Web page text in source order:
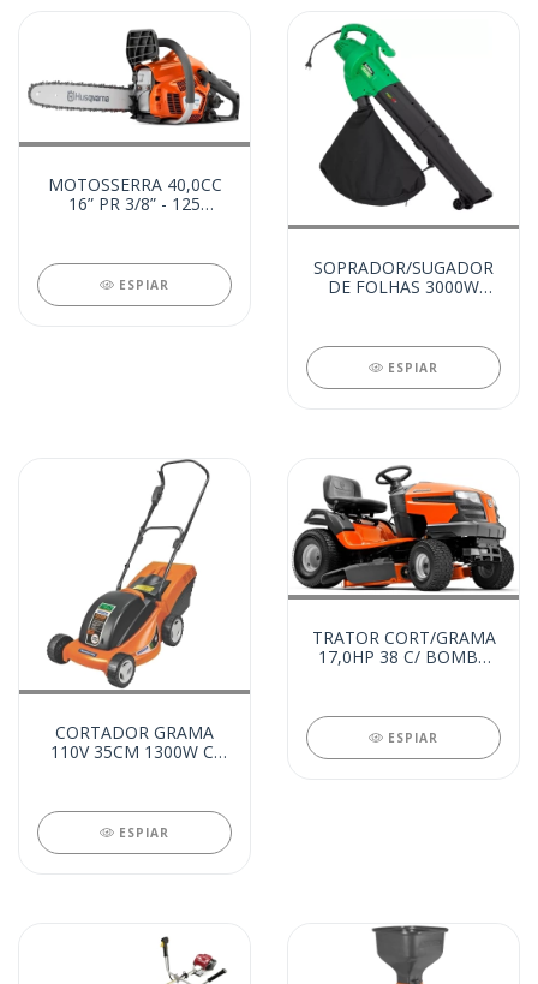
MOTOSSERRA 40,0CC
16” PR 3/8” - 125
ESPIAR
SOPRADOR/SUGADOR
DE FOLHAS 3000W
ESPIAR
CORTADOR GRAMA
110V 35CM 1300W C/
ESPIAR
TRATOR CORT/GRAMA
17,0HP 38 C/ BOMBA
ESPIAR